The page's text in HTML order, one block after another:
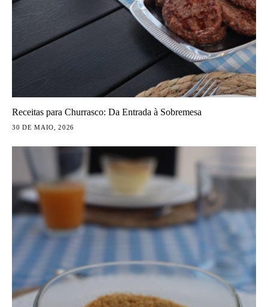
Receitas para Churrasco: Da Entrada à Sobremesa
30 DE MAIO, 2026